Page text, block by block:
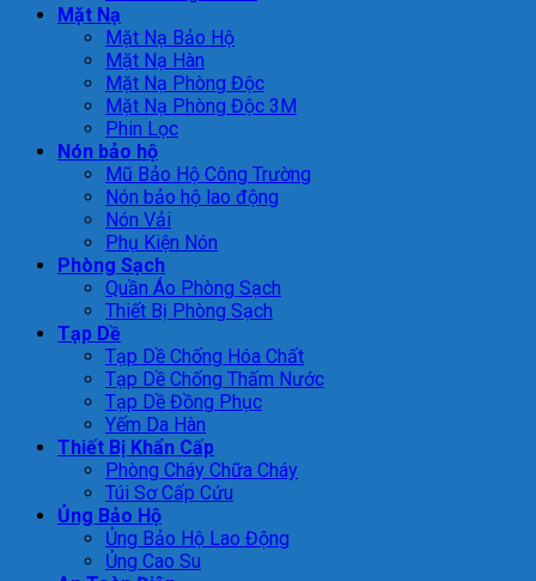
Mặt Nạ
Mặt Nạ Bảo Hộ
Mặt Nạ Hàn
Mặt Nạ Phòng Độc
Mặt Nạ Phòng Độc 3M
Phin Lọc
Nón bảo hộ
Mũ Bảo Hộ Công Trường
Nón bảo hộ lao động
Nón Vải
Phụ Kiện Nón
Phòng Sạch
Quần Áo Phòng Sạch
Thiết Bị Phòng Sạch
Tạp Dề
Tạp Dề Chống Hóa Chất
Tạp Dề Chống Thấm Nước
Tạp Dề Đồng Phục
Yếm Da Hàn
Thiết Bị Khẩn Cấp
Phòng Cháy Chữa Cháy
Túi Sơ Cấp Cứu
Ủng Bảo Hộ
Ủng Bảo Hộ Lao Động
Ủng Cao Su